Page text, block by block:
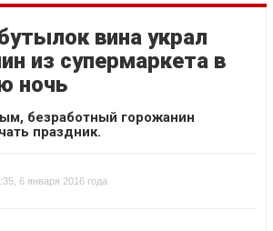
вина украл
из супермаркета в
ночь
безработный горожанин
праздник.
6 января 2016 года